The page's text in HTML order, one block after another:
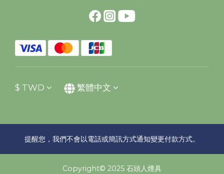
$ TWD 繁體中文
提醒您，我們不會以電話或簡訊方式通知變更付款方式。
Copyright© 2025 石頭人煙具